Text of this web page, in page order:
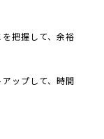
把握して、余裕
ップして、時間